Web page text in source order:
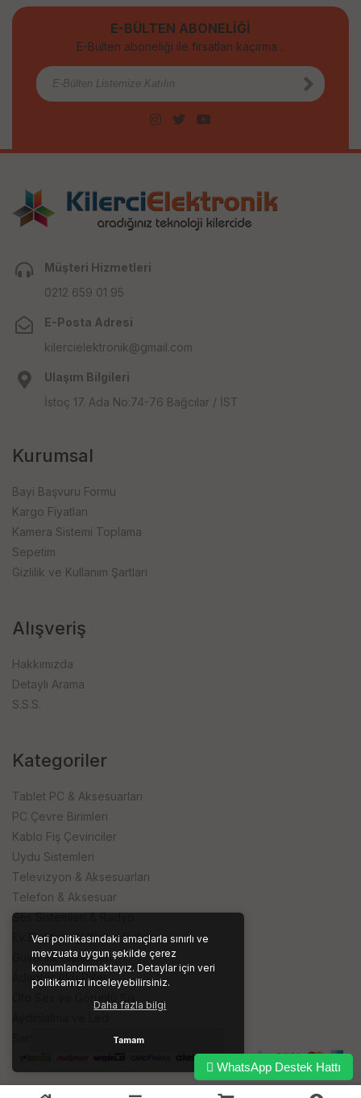
Veri politikasındaki amaçlarla sınırlı ve
mevzuata uygun şekilde çerez
konumlandırmaktayız. Detaylar için veri
politikamızı inceleyebilirsiniz.
Daha fazla bilgi
Tamam
E-BÜLTEN ABONELİĞİ
E-Bülten aboneliği ile fırsatları kaçırma...
Müşteri Hizmetleri
0212 659 01 95
E-Posta Adresi
kilercielektronik@gmail.com
Ulaşım Bilgileri
İstoç 17. Ada No:74-76 Bağcılar / İST
Kurumsal
Bayi Başvuru Formu
Kargo Fiyatları
Kamera Sistemi Toplama
Sepetim
Gizlilik ve Kullanım Şartları
Alışveriş
Hakkımızda
Detaylı Arama
S.S.S.
Kategoriler
Tablet PC & Aksesuarları
PC Çevre Birimleri
Kablo Fiş Çeviriciler
Uydu Sistemleri
Televizyon & Aksesuarları
Telefon & Aksesuar
Ses Sistemleri & Radyo
Ev Elektroniği Kişisel Bakım
Güvenlik Sistemleri
Adaptör Akü Piller
Sarf ve İşyeri Ürünleri
WhatsApp Destek Hattı